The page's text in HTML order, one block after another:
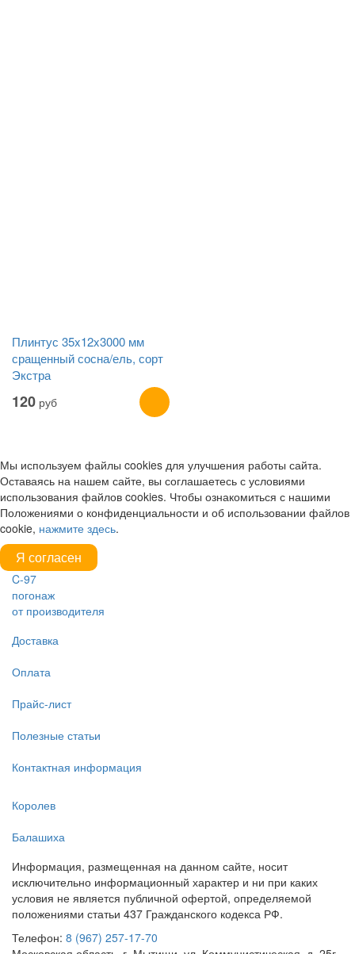
Плинтус 35x12x3000 мм
сращенный сосна/ель, сорт
Экстра
120 руб
Мы используем файлы cookies для улучшения работы сайта.
Оставаясь на нашем сайте, вы соглашаетесь с условиями
использования файлов cookies. Чтобы ознакомиться с нашими
Положениями о конфиденциальности и об использовании файлов
cookie, нажмите здесь.
Я согласен
C-97
погонаж
от производителя
Доставка
Оплата
Прайс-лист
Полезные статьи
Контактная информация
Королев
Балашиха
Информация, размещенная на данном сайте, носит
исключительно информационный характер и ни при каких
условия не является публичной офертой, определяемой
положениями статьи 437 Гражданского кодекса РФ.
Телефон: 8 (967) 257-17-70